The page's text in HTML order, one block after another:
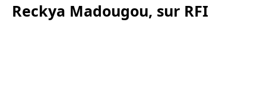
Reckya Madougou, sur RFI